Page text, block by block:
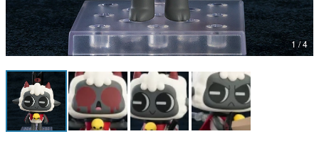
運営：株式会社マレ
1 / 4